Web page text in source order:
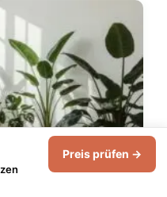
Preis prüfen →